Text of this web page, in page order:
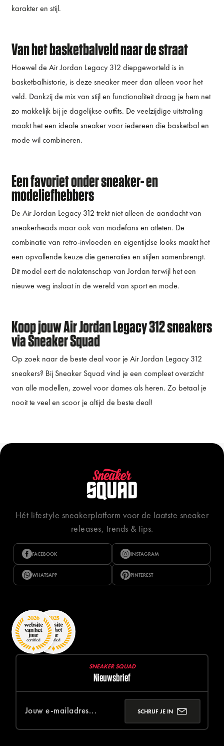
karakter en stijl.
Van het basketbalveld naar de straat
Hoewel de Air Jordan Legacy 312 diepgeworteld is in
basketbalhistorie, is deze sneaker meer dan alleen voor het
veld. Dankzij de mix van stijl en functionaliteit draag je hem net
zo makkelijk bij je dagelijkse outfits. De veelzijdige uitstraling
maakt het een ideale sneaker voor iedereen die basketbal en
mode wil combineren.
Een favoriet onder sneaker- en
modeliefhebbers
De Air Jordan Legacy 312 trekt niet alleen de aandacht van
sneakerheads maar ook van modefans en atleten. De
combinatie van retro-invloeden en eigentijdse looks maakt het
een opvallende keuze die generaties en stijlen samenbrengt.
Dit model eert de nalatenschap van Jordan terwijl het een
nieuwe weg inslaat in de wereld van sport en mode.
Koop jouw Air Jordan Legacy 312 sneakers
via Sneaker Squad
Op zoek naar de beste deal voor je Air Jordan Legacy 312
sneakers? Bij Sneaker Squad vind je een compleet overzicht
van alle modellen, zowel voor dames als heren. Zo betaal je
nooit te veel en scoor je altijd de beste deal!
Hét lifestyle sneakerplatform voor de laatste sneaker
releases, trends & tips.
FACEBOOK INSTAGRAM
WHATSAPP PINTEREST
SNEAKER SQUAD
Nieuwsbrief
SCHRIJF JE IN